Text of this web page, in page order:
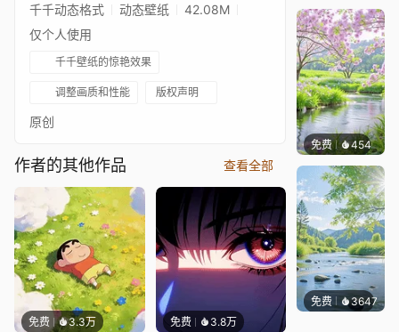
千千动态格式 动态壁纸
42.08M
仅个人使用
千千壁纸的惊艳效果
调整画质和性能 版权声明
原创
作者的其他作品 查看全部
免费 3.3万 免费 3.8万
免费 454豆子
免费 3647豆子